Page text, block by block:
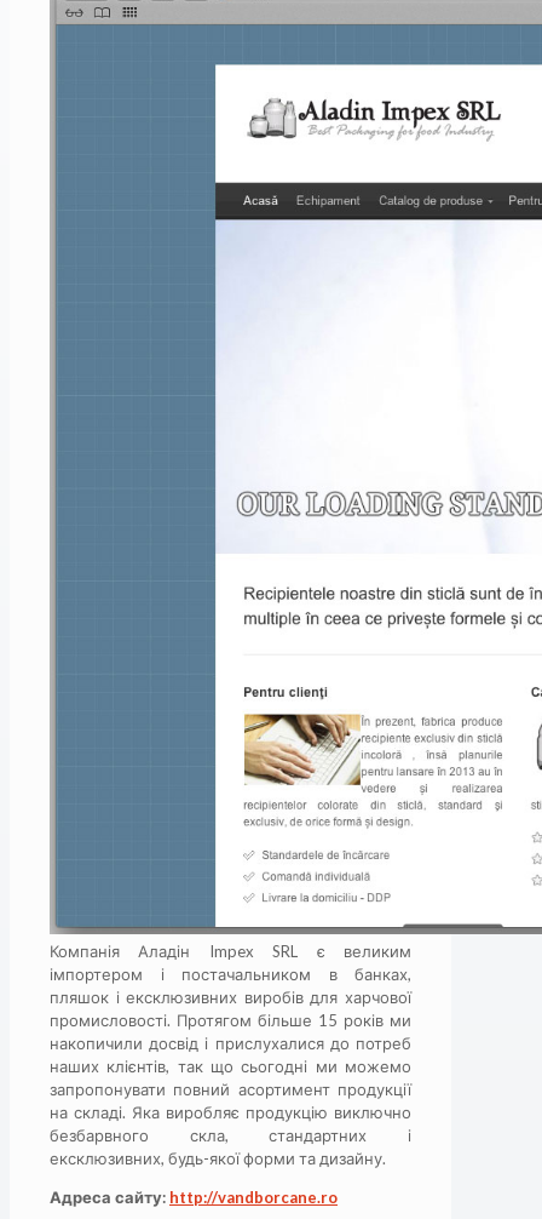
Компанія Аладін Impex SRL є великим
імпортером і постачальником в банках,
пляшок і ексклюзивних виробів для харчової
промисловості. Протягом більше 15 років ми
накопичили досвід і прислухалися до потреб
наших клієнтів, так що сьогодні ми можемо
запропонувати повний асортимент продукції
на складі. Яка виробляє продукцію виключно
безбарвного скла, стандартних і
ексклюзивних, будь-якої форми та дизайну.
Адреса сайту: http://vandborcane.ro